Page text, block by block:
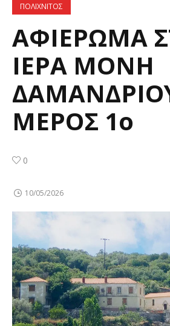
ΠΟΛΙΧΝΙΤΟΣ
ΑΦΙΕΡΩΜΑ
ΙΕΡΑ ΜΟΝΗ
ΜΕΡΟΣ 1ο
0
10/05/2026